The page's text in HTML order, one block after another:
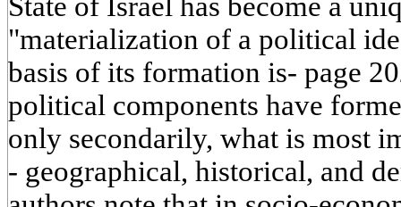
"materialization of a political
basis of its formation is- page
political components have
only secondarily, what is most
- geographical, historical, and